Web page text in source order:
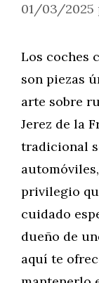
01/03/2025
Los coches
son piezas
arte sobre
Jerez de la
tradicional
privilegio
cuidado
dueño de
aquí te